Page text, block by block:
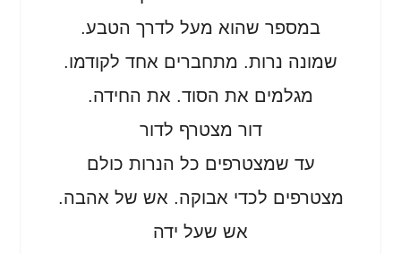
במספר שהוא מעל לדרך הטבע.
שמונה נרות. מתחברים אחד לקודמו.
מגלמים את הסוד. את החידה.
דור מצטרף לדור
עד שמצטרפים כל הנרות כולם
מצטרפים לכדי אבוקה. אש של אהבה.
אש שעל ידה